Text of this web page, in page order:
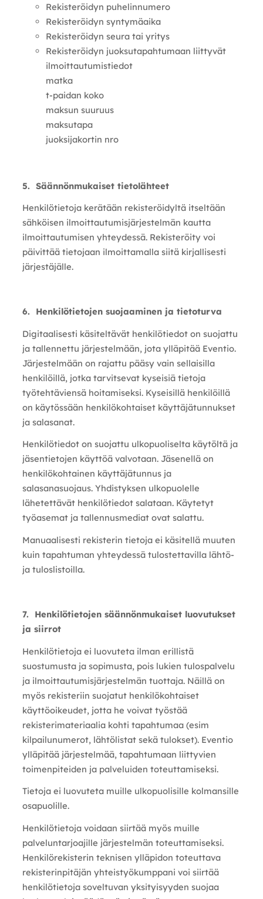
Rekisteröidyn puhelinnumero
Rekisteröidyn syntymäaika
Rekisteröidyn seura tai yritys
Rekisteröidyn juoksutapahtumaan liittyvät
ilmoittautumistiedot
matka
t-paidan koko
maksun suuruus
maksutapa
juoksijakortin nro
5. Säännönmukaiset tietolähteet
Henkilötietoja kerätään rekisteröidyltä itseltään
sähköisen ilmoittautumisjärjestelmän kautta
ilmoittautumisen yhteydessä. Rekisteröity voi
päivittää tietojaan ilmoittamalla siitä kirjallisesti
järjestäjälle.
6. Henkilötietojen suojaaminen ja tietoturva
Digitaalisesti käsiteltävät henkilötiedot on suojattu
ja tallennettu järjestelmään, jota ylläpitää Eventio.
Järjestelmään on rajattu pääsy vain sellaisilla
henkilöillä, jotka tarvitsevat kyseisiä tietoja
työtehtäviensä hoitamiseksi. Kyseisillä henkilöillä
on käytössään henkilökohtaiset käyttäjätunnukset
ja salasanat.
Henkilötiedot on suojattu ulkopuoliselta käytöltä ja
jäsentietojen käyttöä valvotaan. Jäsenellä on
henkilökohtainen käyttäjätunnus ja
salasanasuojaus. Yhdistyksen ulkopuolelle
lähetettävät henkilötiedot salataan. Käytetyt
työasemat ja tallennusmediat ovat salattu.
Manuaalisesti rekisterin tietoja ei käsitellä muuten
kuin tapahtuman yhteydessä tulostettavilla lähtö-
ja tuloslistoilla.
7. Henkilötietojen säännönmukaiset luovutukset
ja siirrot
Henkilötietoja ei luovuteta ilman erillistä
suostumusta ja sopimusta, pois lukien tulospalvelu
ja ilmoittautumisjärjestelmän tuottaja. Näillä on
myös rekisteriin suojatut henkilökohtaiset
käyttöoikeudet, jotta he voivat työstää
rekisterimateriaalia kohti tapahtumaa (esim
kilpailunumerot, lähtölistat sekä tulokset). Eventio
ylläpitää järjestelmää, tapahtumaan liittyvien
toimenpiteiden ja palveluiden toteuttamiseksi.
Tietoja ei luovuteta muille ulkopuolisille kolmansille
osapuolille.
Henkilötietoja voidaan siirtää myös muille
palveluntarjoajille järjestelmän toteuttamiseksi.
Henkilörekisterin teknisen ylläpidon toteuttava
rekisterinpitäjän yhteistyökumppani voi siirtää
henkilötietoja soveltuvan yksityisyyden suojaa